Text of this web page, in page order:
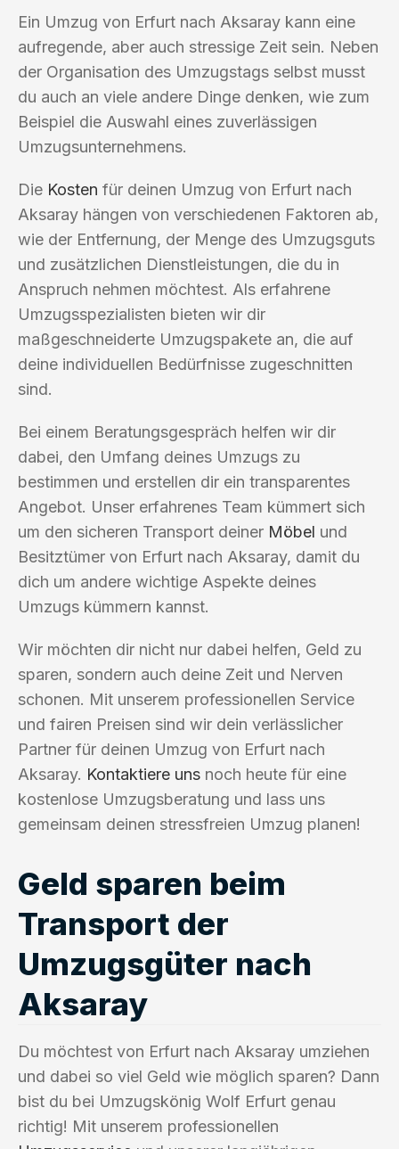
Ein Umzug von Erfurt nach Aksaray kann eine
aufregende, aber auch stressige Zeit sein. Neben
der Organisation des Umzugstags selbst musst
du auch an viele andere Dinge denken, wie zum
Beispiel die Auswahl eines zuverlässigen
Umzugsunternehmens.
Die Kosten für deinen Umzug von Erfurt nach
Aksaray hängen von verschiedenen Faktoren ab,
wie der Entfernung, der Menge des Umzugsguts
und zusätzlichen Dienstleistungen, die du in
Anspruch nehmen möchtest. Als erfahrene
Umzugsspezialisten bieten wir dir
maßgeschneiderte Umzugspakete an, die auf
deine individuellen Bedürfnisse zugeschnitten
sind.
Bei einem Beratungsgespräch helfen wir dir
dabei, den Umfang deines Umzugs zu
bestimmen und erstellen dir ein transparentes
Angebot. Unser erfahrenes Team kümmert sich
um den sicheren Transport deiner Möbel und
Besitztümer von Erfurt nach Aksaray, damit du
dich um andere wichtige Aspekte deines
Umzugs kümmern kannst.
Wir möchten dir nicht nur dabei helfen, Geld zu
sparen, sondern auch deine Zeit und Nerven
schonen. Mit unserem professionellen Service
und fairen Preisen sind wir dein verlässlicher
Partner für deinen Umzug von Erfurt nach
Aksaray. Kontaktiere uns noch heute für eine
kostenlose Umzugsberatung und lass uns
gemeinsam deinen stressfreien Umzug planen!
Geld sparen beim
Transport der
Umzugsgüter nach
Aksaray
Du möchtest von Erfurt nach Aksaray umziehen
und dabei so viel Geld wie möglich sparen? Dann
bist du bei Umzugskönig Wolf Erfurt genau
richtig! Mit unserem professionellen